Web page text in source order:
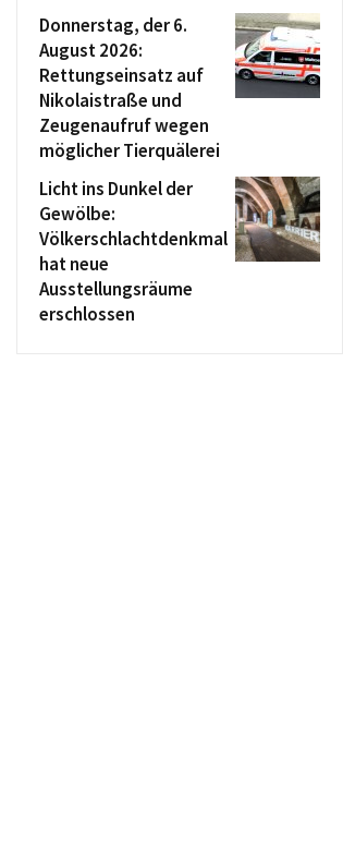
Donnerstag, der 6.
August 2026:
Rettungseinsatz auf
Nikolaistraße und
Zeugenaufruf wegen
möglicher Tierquälerei
Licht ins Dunkel der
Gewölbe:
Völkerschlachtdenkmal
hat neue
Ausstellungsräume
erschlossen